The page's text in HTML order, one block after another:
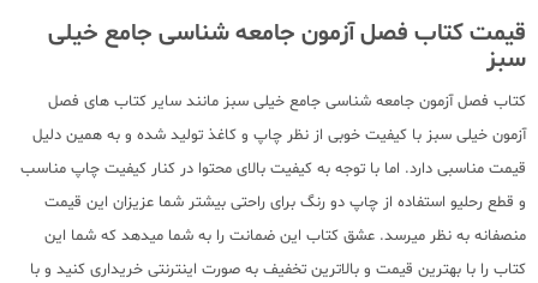
قیمت کتاب فصل آزمون جامعه شناسی جامع خیلی
سبز
کتاب فصل آزمون جامعه شناسی جامع خیلی سبز مانند سایر کتاب های فصل
آزمون خیلی سبز با کیفیت خوبی از نظر چاپ و کاغذ تولید شده و به همین دلیل
قیمت مناسبی دارد. اما با توجه به کیفیت بالای محتوا در کنار کیفیت چاپ مناسب
و قطع رحلیو استفاده از چاپ دو رنگ برای راحتی بیشتر شما عزیزان این قیمت
منصفانه به نظر میرسد. عشق کتاب این ضمانت را به شما میدهد که شما این
کتاب را با بهترین قیمت و بالاترین تخفیف به صورت اینترنتی خریداری کنید و با